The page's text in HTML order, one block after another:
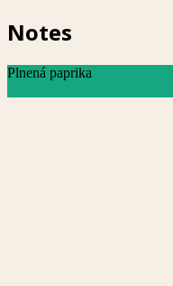
Notes
Plnená paprika